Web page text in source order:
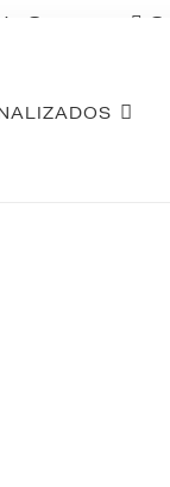
Sequra